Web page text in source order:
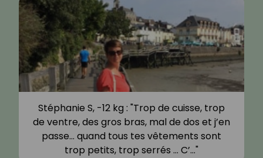
Stéphanie S, -12 kg : "Trop de cuisse, trop
de ventre, des gros bras, mal de dos et j’en
passe… quand tous tes vêtements sont
trop petits, trop serrés … C’…"